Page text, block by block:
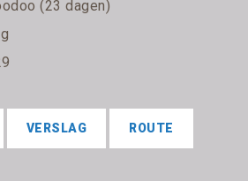
(23 dagen)
VERSLAG ROUTE